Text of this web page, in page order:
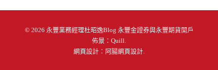
© 2026 永豐業務經理杜昭逸Blog 永豐金證券與永豐期貨開戶
佈景： Quill.
網頁設計： 阿腸網頁設計.